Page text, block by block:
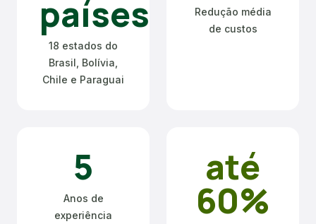
países
18 estados do
Brasil, Bolívia,
Chile e Paraguai
Redução média
de custos
5
Anos de
experiência
até
60%